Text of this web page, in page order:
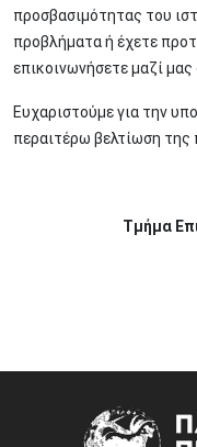
προσβασιμότητας του
προβλήματα ή έχετε
επικοινωνήσετε μαζί
Ευχαριστούμε για την
περαιτέρω βελτίωση της
Τμήμα